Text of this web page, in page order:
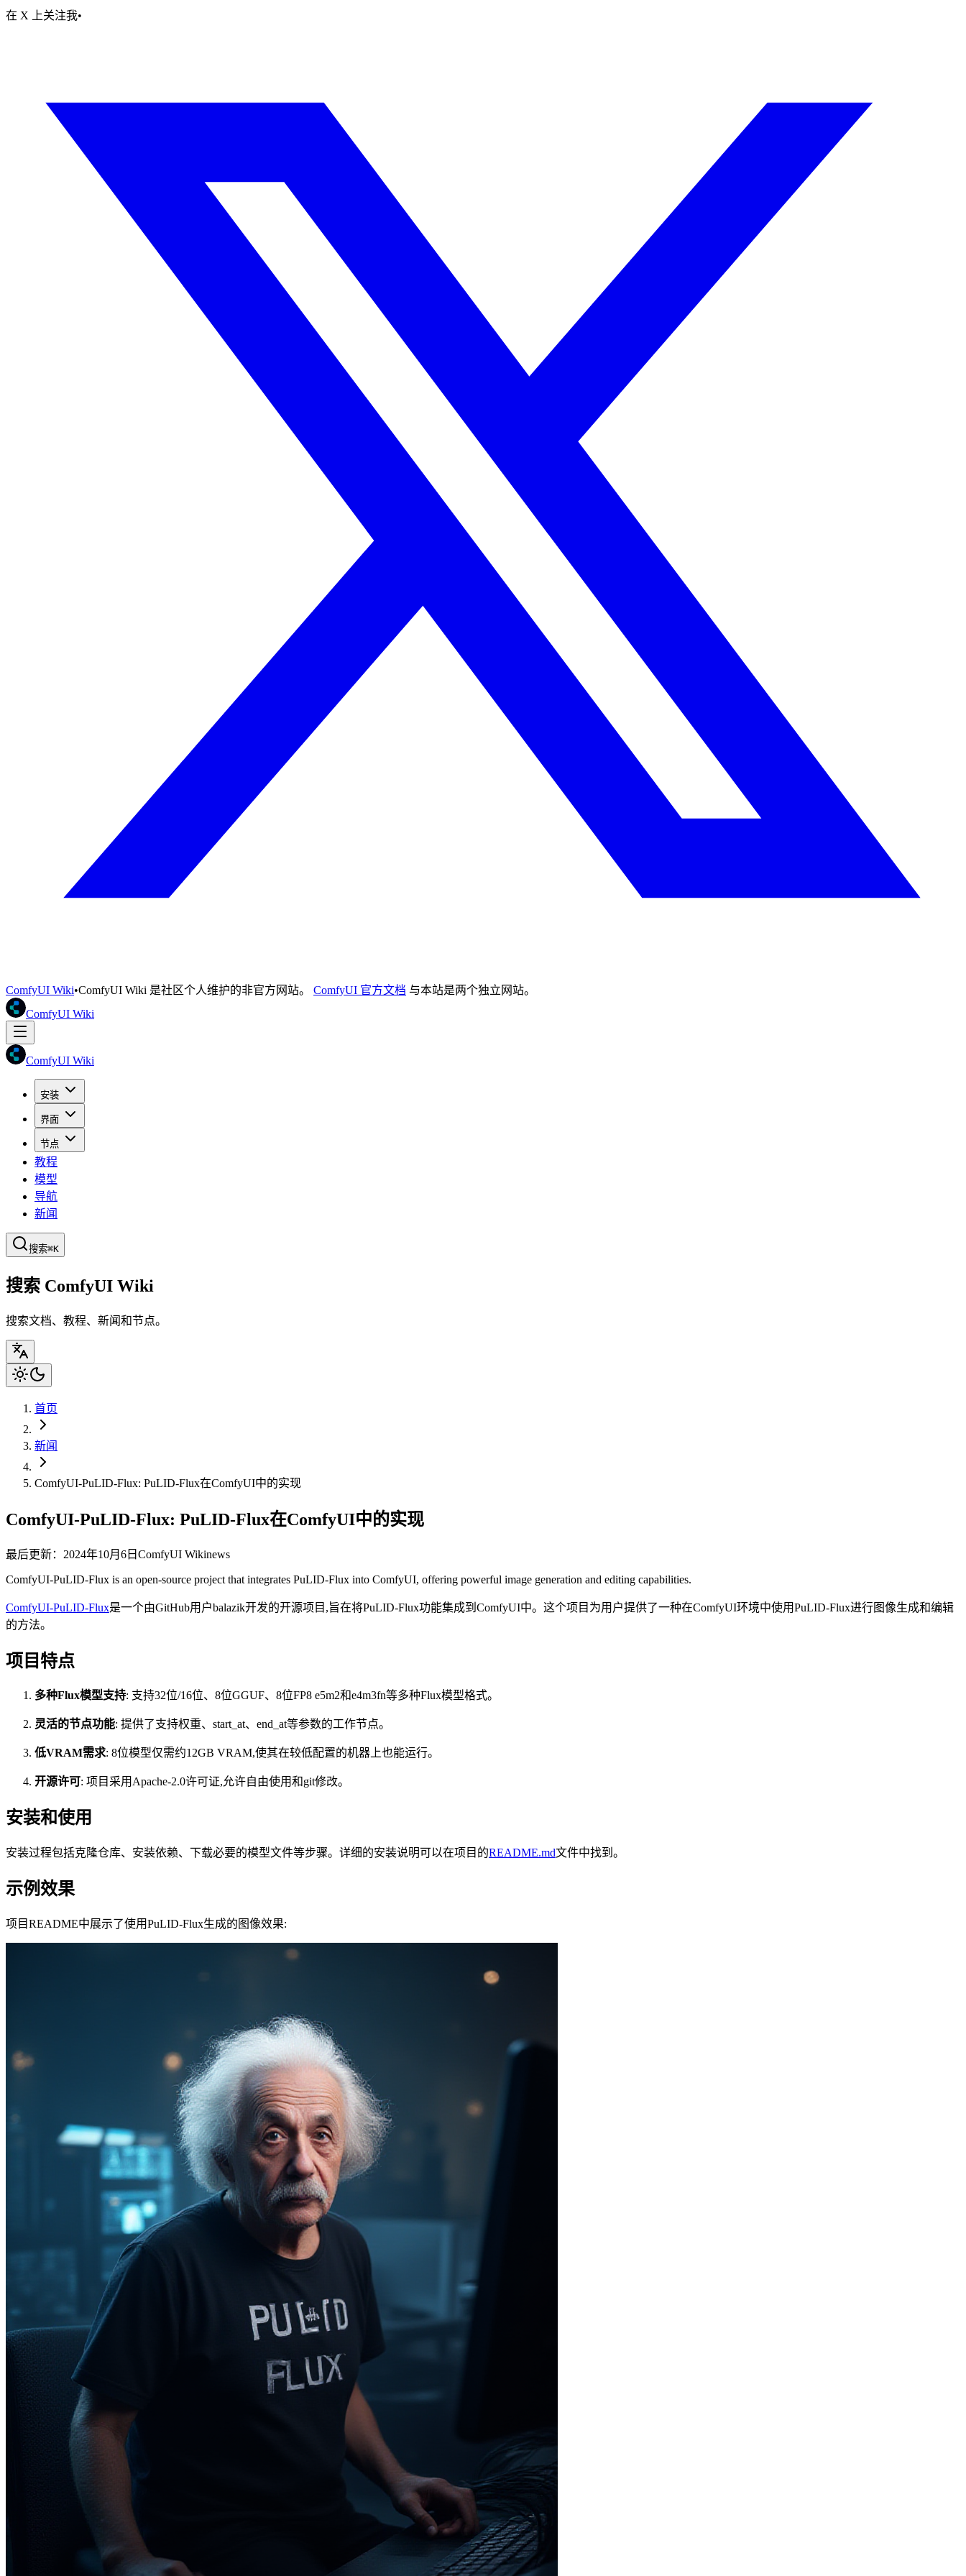
在 X 上关注我•
ComfyUI Wiki•ComfyUI Wiki 是社区个人维护的非官方网站。 ComfyUI 官方文档 与本站是两个独立网站。
ComfyUI Wiki
ComfyUI Wiki
安装
界面
节点
教程
模型
导航
新闻
搜索⌘K
搜索 ComfyUI Wiki
搜索文档、教程、新闻和节点。
首页
新闻
ComfyUI-PuLID-Flux: PuLID-Flux在ComfyUI中的实现
ComfyUI-PuLID-Flux: PuLID-Flux在ComfyUI中的实现
最后更新：2024年10月6日 ComfyUI Wikinews
ComfyUI-PuLID-Flux is an open-source project that integrates PuLID-Flux into ComfyUI, offering powerful image generation and editing capabilities.
ComfyUI-PuLID-Flux是一个由GitHub用户balazik开发的开源项目,旨在将PuLID-Flux功能集成到ComfyUI中。这个项目为用户提供了一种在ComfyUI环境中使用PuLID-Flux进行图像生成和编辑
的方法。
项目特点
多种Flux模型支持: 支持32位/16位、8位GGUF、8位FP8 e5m2和e4m3fn等多种Flux模型格式。
灵活的节点功能: 提供了支持权重、start_at、end_at等参数的工作节点。
低VRAM需求: 8位模型仅需约12GB VRAM,使其在较低配置的机器上也能运行。
开源许可: 项目采用Apache-2.0许可证,允许自由使用和git修改。
安装和使用
安装过程包括克隆仓库、安装依赖、下载必要的模型文件等步骤。详细的安装说明可以在项目的README.md文件中找到。
示例效果
项目README中展示了使用PuLID-Flux生成的图像效果: